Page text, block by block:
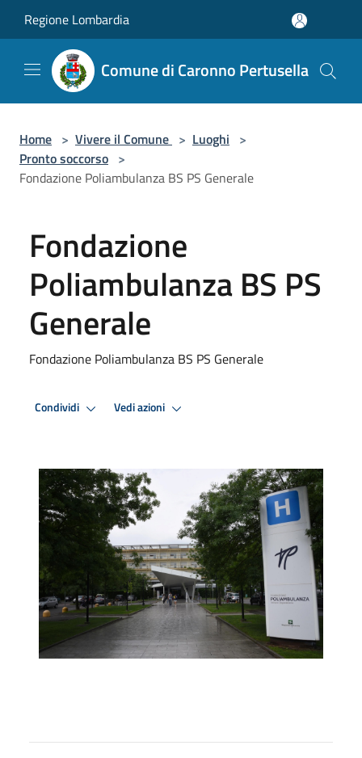
Regione Lombardia
Comune di Caronno Pertusella
Home > Vivere il Comune > Luoghi >
Pronto soccorso >
Fondazione Poliambulanza BS PS Generale
Fondazione
Poliambulanza BS PS
Generale
Fondazione Poliambulanza BS PS Generale
Condividi Vedi azioni